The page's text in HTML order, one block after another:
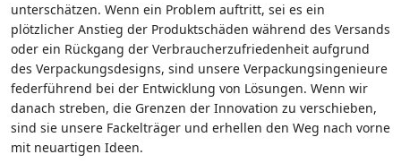
unterschätzen. Wenn ein Problem auftritt, sei es ein
plötzlicher Anstieg der Produktschäden während des Versands
oder ein Rückgang der Verbraucherzufriedenheit aufgrund
des Verpackungsdesigns, sind unsere Verpackungsingenieure
federführend bei der Entwicklung von Lösungen. Wenn wir
danach streben, die Grenzen der Innovation zu verschieben,
sind sie unsere Fackelträger und erhellen den Weg nach vorne
mit neuartigen Ideen.